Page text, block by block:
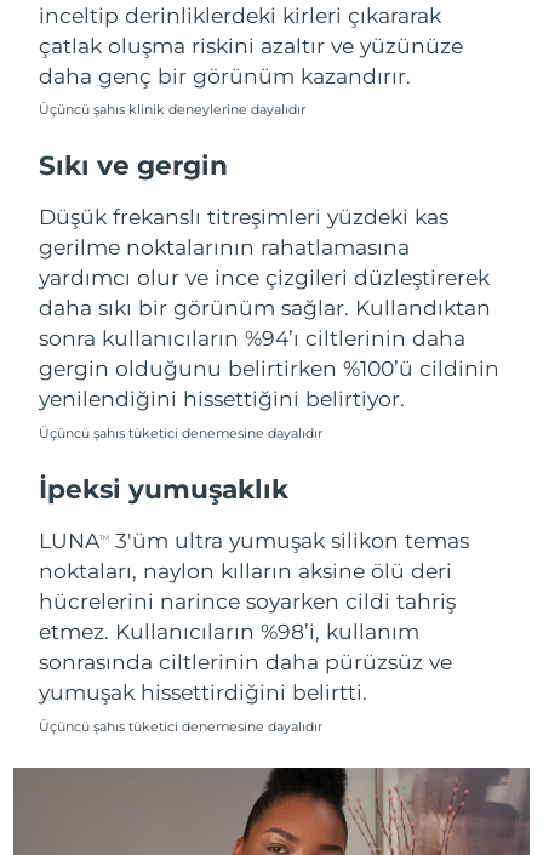
inceltip derinliklerdeki kirleri çıkararak
çatlak oluşma riskini azaltır ve yüzünüze
daha genç bir görünüm kazandırır.
Üçüncü şahıs klinik deneylerine dayalıdır
Sıkı ve gergin
Düşük frekanslı titreşimleri yüzdeki kas
gerilme noktalarının rahatlamasına
yardımcı olur ve ince çizgileri düzleştirerek
daha sıkı bir görünüm sağlar. Kullandıktan
sonra kullanıcıların %94’ı ciltlerinin daha
gergin olduğunu belirtirken %100’ü cildinin
yenilendiğini hissettiğini belirtiyor.
Üçüncü şahıs tüketici denemesine dayalıdır
İpeksi yumuşaklık
LUNATM
3'üm ultra yumuşak silikon temas
noktaları, naylon kılların aksine ölü deri
hücrelerini narince soyarken cildi tahriş
etmez. Kullanıcıların %98’i, kullanım
sonrasında ciltlerinin daha pürüzsüz ve
yumuşak hissettirdiğini belirtti.
Üçüncü şahıs tüketici denemesine dayalıdır
Polonya
Tahmini teslim tarihi
11/08/2026
Portekiz
Tahmini teslim tarihi
Porto Riko
Katar
Reunion
Tahmini teslim tarihi
15/08/2026
Romanya
Tahmini teslim tarihi
Suudi Arabistan
11/08/2026
Singapur
Tahmini teslim tarihi
12/08/2026
Slovakya
Tahmini teslim tarihi
10/08/2026
Tahmini teslim tarihi
18/08/2026